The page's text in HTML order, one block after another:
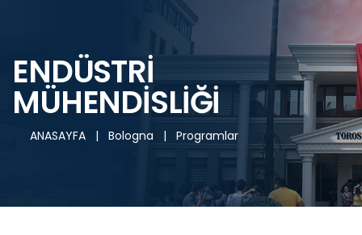
ENDÜSTRİ
MÜHENDİSLİĞİ
ANASAYFA | Bologna | Programlar